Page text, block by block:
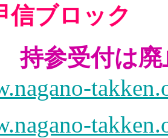
信ブロック
参受付は廃